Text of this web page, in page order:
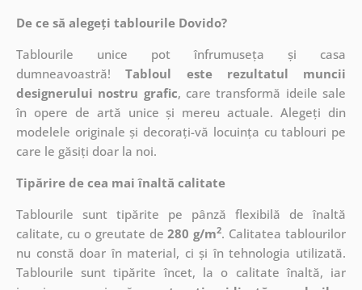
De ce să alegeți tablourile Dovido?
Tablourile unice pot înfrumuseța și casa
dumneavoastră!Tabloul este rezultatul muncii
designerului nostru grafic, caretransformă ideile sale
în opere de artă unice și mereu actuale. Alegeți din
modelele originale și decorați-vă locuința cu tablouri pe
care le găsiți doar la noi.
Tipărire de cea mai înaltă calitate
Tablourile sunt tipărite pe pânză flexibilă de înaltă
calitate, cu o greutate de280 g/m2. Calitatea tablourilor
nu constă doar în material, ci și în tehnologia utilizată.
Tablourile sunt tipărite încet, la o calitate înaltă, iar